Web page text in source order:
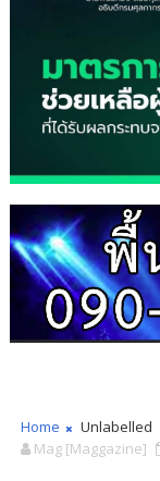
Home
Unlabelled
Mag [Maggazine]